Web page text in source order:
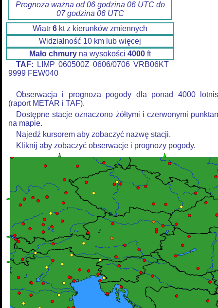
Prognoza ważna od 06 godzina 06 UTC do
07 godzina 06 UTC
Wiatr 6 kt z kierunków zmiennych
Widzialność 10 km lub więcej
Mało chmury na wysokości 4000 ft
TAF: LIMP 060500Z 0606/0706 VRB06KT
9999 FEW040
Obserwacja i prognoza pogody dla ponad 4000
(raport METAR i TAF).
Dostępne stacje oznaczono żółtymi i czerwonymi
na mapie.
Najedź kursorem aby zobaczyć nazwę stacji.
Kliknij aby zobaczyć obserwacje i prognozy pogody.